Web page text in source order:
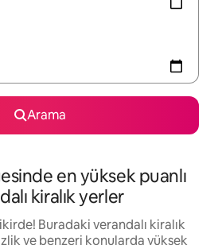
Arama
en yüksek puanlı
kiralık yerler
Buradaki verandalı kiralık
ve benzeri konularda yüksek